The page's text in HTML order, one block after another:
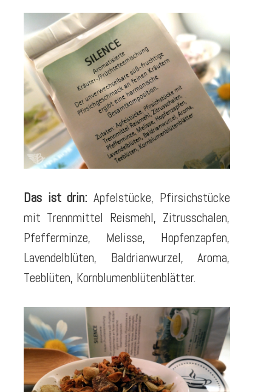
Das ist drin: Apfelstücke, Pfirsichstücke
mit Trennmittel Reismehl, Zitrusschalen,
Pfefferminze, Melisse, Hopfenzapfen,
Lavendelblüten, Baldrianwurzel, Aroma,
Teeblüten, Kornblumenblütenblätter.